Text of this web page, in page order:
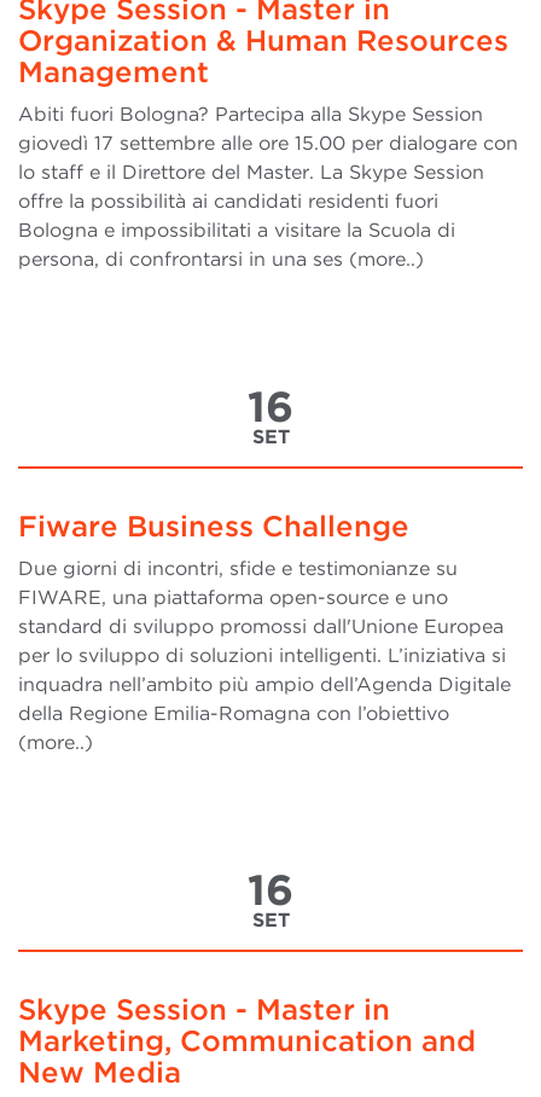
Skype Session - Master in
Organization & Human Resources
Management
Abiti fuori Bologna? Partecipa alla Skype Session
giovedì 17 settembre alle ore 15.00 per dialogare con
lo staff e il Direttore del Master. La Skype Session
offre la possibilità ai candidati residenti fuori
Bologna e impossibilitati a visitare la Scuola di
persona, di confrontarsi in una ses (more..)
16
SET
Fiware Business Challenge
Due giorni di incontri, sfide e testimonianze su
FIWARE, una piattaforma open-source e uno
standard di sviluppo promossi dall'Unione Europea
per lo sviluppo di soluzioni intelligenti. L’iniziativa si
inquadra nell’ambito più ampio dell’Agenda Digitale
della Regione Emilia-Romagna con l’obiettivo
(more..)
16
SET
Skype Session - Master in
Marketing, Communication and
New Media